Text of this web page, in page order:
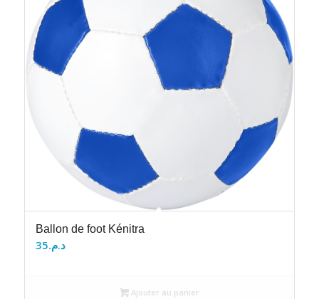
Ballon de foot Kénitra
د.م.35
Ajouter au panier